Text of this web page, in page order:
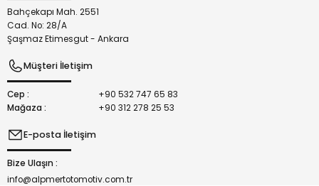
Bahçekapı Mah. 2551
Cad. No: 28/A
Şaşmaz Etimesgut - Ankara
Müşteri İletişim
Cep :
+90 532 747 65 83
Mağaza :
+90 312 278 25 53
E-posta İletişim
Bize Ulaşın :
info@alpmertotomotiv.com.tr